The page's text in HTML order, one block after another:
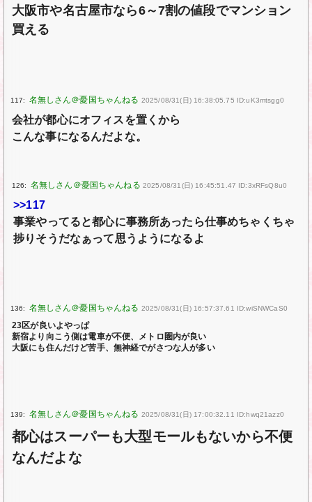
大阪市や名古屋市なら6～7割の値段でマンション
買える
117: 2025/08/31(日) 16:38:05.75 ID:uK3mtsgg0
会社が都心にオフィスを置くから
こんな事になるんだよな。
126: 2025/08/31(日) 16:45:51.47 ID:3xRFsQ8u0
>>117
事業やってると都心に事務所あったら仕事めちゃくちゃ
捗りそうだなぁって思うようになるよ
136: 2025/08/31(日) 16:57:37.61 ID:wiSNWCaS0
23区が良いよやっぱ
新宿より向こう側は電車が不便、メトロ圏内が良い
大阪にも住んだけど苦手、無神経でがさつな人が多い
139: 2025/08/31(日) 17:00:32.11 ID:hwq21azz0
都心はスーパーも大型モールもないから不便
なんだよな